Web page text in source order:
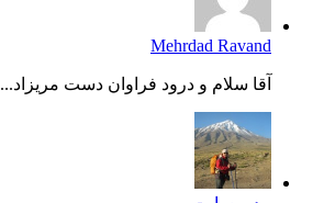
Mehrdad Ravand
آقا سلام و درود فراوان دست مریزاد...